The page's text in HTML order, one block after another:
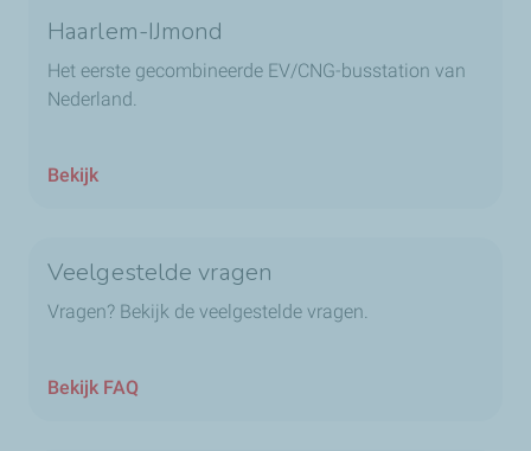
Haarlem-IJmond
Het eerste gecombineerde EV/CNG-busstation van
Nederland.
Bekijk
Veelgestelde vragen
Vragen? Bekijk de veelgestelde vragen.
Bekijk FAQ